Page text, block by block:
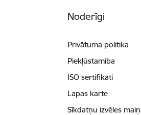
Noderīgi
Privātuma politika
Piekļūstamība
ISO sertifikāti
Lapas karte
Sīkdatņu izvēles